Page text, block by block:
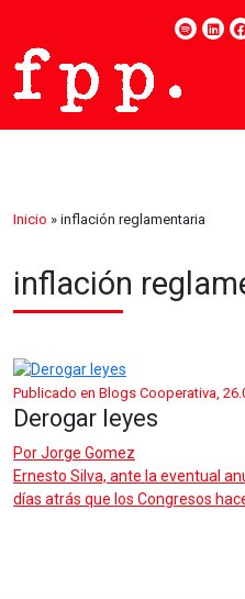
Inicio » inflación reglamentaria
inflación
Publicado en Blogs Cooperativa,
Derogar leyes
PorJorge Gomez
Ernesto Silva, ante la eventual
días atrás que los Congresos